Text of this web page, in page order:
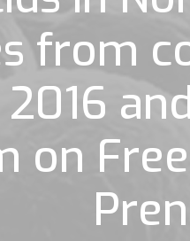
from
on